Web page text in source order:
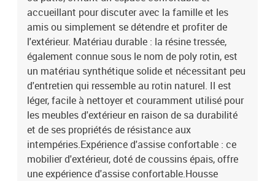
gris foncéMatériau de la couverture : tissu (100 %
polyester)Matériau de remplissage du coussin de siège :
mousseMatériau de remplissage du coussin de dossier : fibre de
cotonDimensions du coussin d’assise (angle) : 56,5 x 56,5 x 3 cm (l
x P x é)Dimensions du coussin d’assise (angle) : 63,5 x 56,5 x 3 cm
(l x P x é)Dimensions du coussin de dossier (angle) : 52 x 35 x 10
cm (L x l x é)Dimensions du coussin de dossier (angle) : 63,5 x 35 x
10 cm (L x l x é)La livraison contient :3 x siège d'angle2 x siège
central1 x table de jardin8 x coussin de dossier5 x coussin de siège
avec housse amovible et lavable
accueillant pour discuter avec la famille et les
amis ou simplement se détendre et profiter de
l'extérieur. Matériau durable : la résine tressée,
également connue sous le nom de poly rotin, est
un matériau synthétique solide et nécessitant peu
d'entretien qui ressemble au rotin naturel. Il est
léger, facile à nettoyer et couramment utilisé pour
les meubles d'extérieur en raison de sa durabilité
et de ses propriétés de résistance aux
intempéries.Expérience d'assise confortable : ce
mobilier d'extérieur, doté de coussins épais, offre
une expérience d'assise confortable.Housse